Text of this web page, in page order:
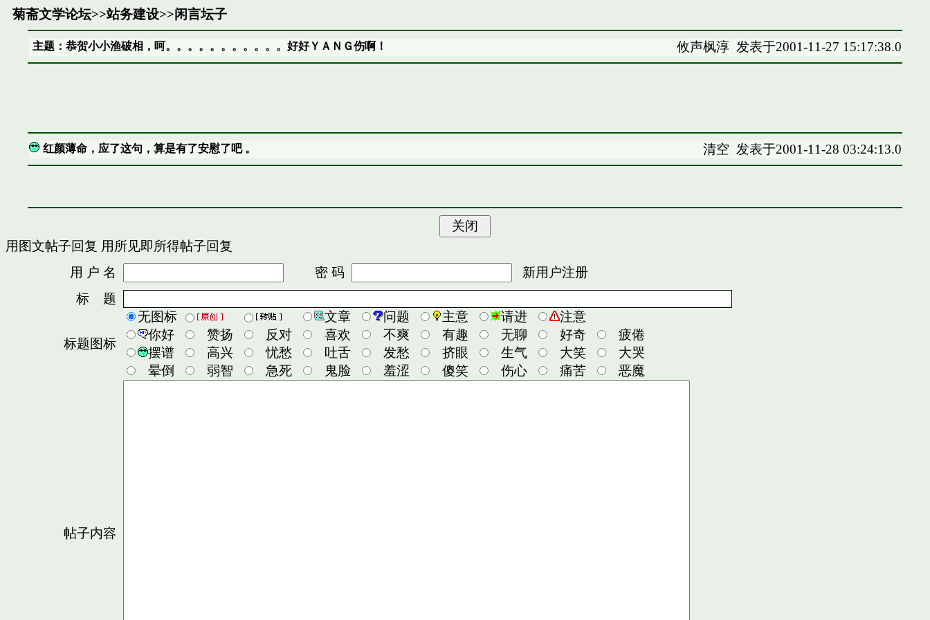
菊斋文学论坛>>站务建设>>闲言坛子
主题：恭贺小小渔破相，呵。。。。。。。。。。。好好ＹＡＮＧ伤啊！ 攸声枫淳发表于2001-11-27 15:17:38.0
红颜薄命，应了这句，算是有了安慰了吧 。 清空 发表于2001-11-28 03:24:13.0
用图文帖子回复 用所见即所得帖子回复
用 户 名
密 码
新用户注册
标 题
标题图标
无图标 文章 问题 主意 请进
注意
你好
赞扬 反对 喜欢 不爽 有趣 无聊 好奇
疲倦
摆谱
高兴 忧愁 吐舌 发愁 挤眼 生气 大笑
大哭
晕倒
弱智 急死 鬼脸 羞涩 傻笑 伤心 痛苦 恶魔
帖子内容